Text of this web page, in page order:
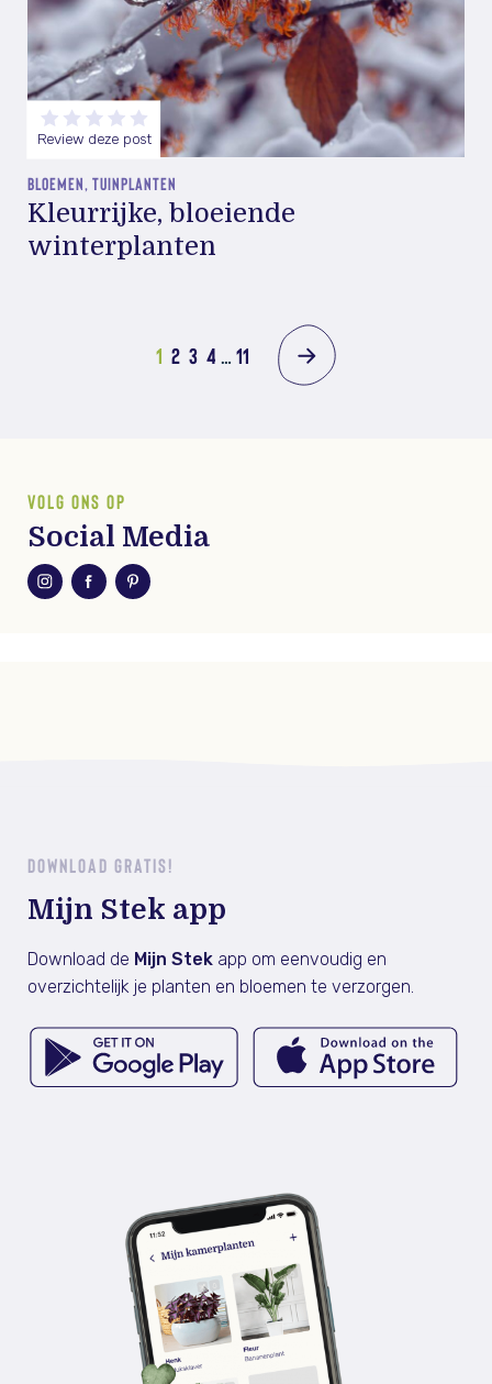
Review deze post
BLOEMEN, TUINPLANTEN
Kleurrijke, bloeiende
winterplanten
1 2 3 4 … 11
VOLG ONS OP
Social Media
DOWNLOAD GRATIS!
Mijn Stek app
Download de Mijn Stek app om eenvoudig en
overzichtelijk je planten en bloemen te verzorgen.